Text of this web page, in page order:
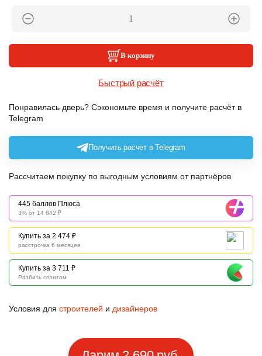
В корзину
Быстрый расчёт
Понравилась дверь? Сэкономьте время и получите расчёт в
Telegram
Получить расчет в Telegram
Рассчитаем покупку по выгодным условиям от партнёров
445 баллов Плюса
3% от 14 842 ₽
Купить за 2 474 ₽
расстрочка 6 месяцев
Купить за 3 711 ₽
Разбить сплитом
Условия для строителей и дизайнеров